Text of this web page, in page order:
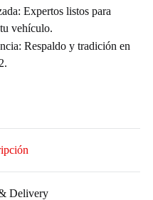
Expertos listos para
vehículo.
Respaldo y tradición en
Delivery